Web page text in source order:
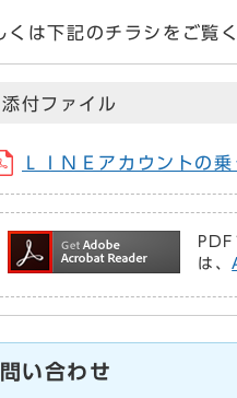
くは下記のチラシをご覧
添付ファイル
ＬＩＮＥアカウント
は、
い合わせ